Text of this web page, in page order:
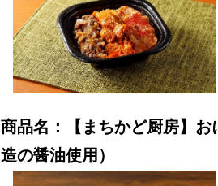
商品名：【まちかど厨房】
造の醤油使用）